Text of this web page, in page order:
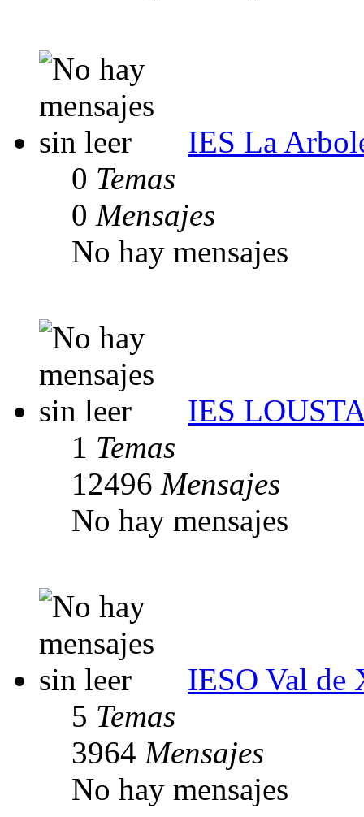
IES La
0 Temas
0 Mensajes
No hay mensajes
IES
1 Temas
12496 Mensajes
No hay mensajes
IESO Val de
5 Temas
3964 Mensajes
No hay mensajes